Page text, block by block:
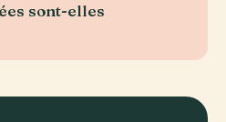
sont-elles